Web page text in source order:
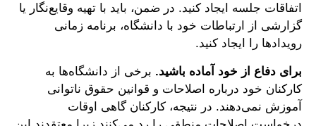
اتفاقات جلسه ایجاد کنید. در ضمن، باید با تهیه وقایع‌نگار یا
گزارشی از ارتباطات خود با دانشگاه، برنامه زمانی
رویدادها را ایجاد کنید.
برای دفاع از خود آماده باشید. برخی از دانشگاه‌ها به
کارکنان خود درباره اصلاحات و قوانین حقوق ناتوانی
آموزش نمی‌دهند. در نتیجه، کارکنان گاهی اوقات